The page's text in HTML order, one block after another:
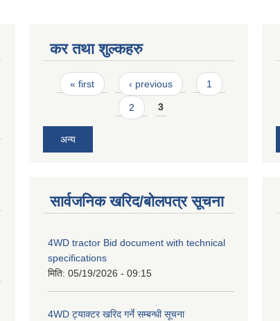
कर तथा शुल्कहरु
Pages
« first ‹ previous 1
2 3
अन्य
सार्वजनिक खरिद/बोलपत्र सूचना
4WD tractor Bid document with technical
specifications
मिति: 05/19/2026 - 09:15
4WD ट्याक्टर खरिद गर्ने सम्बन्धी सूचना